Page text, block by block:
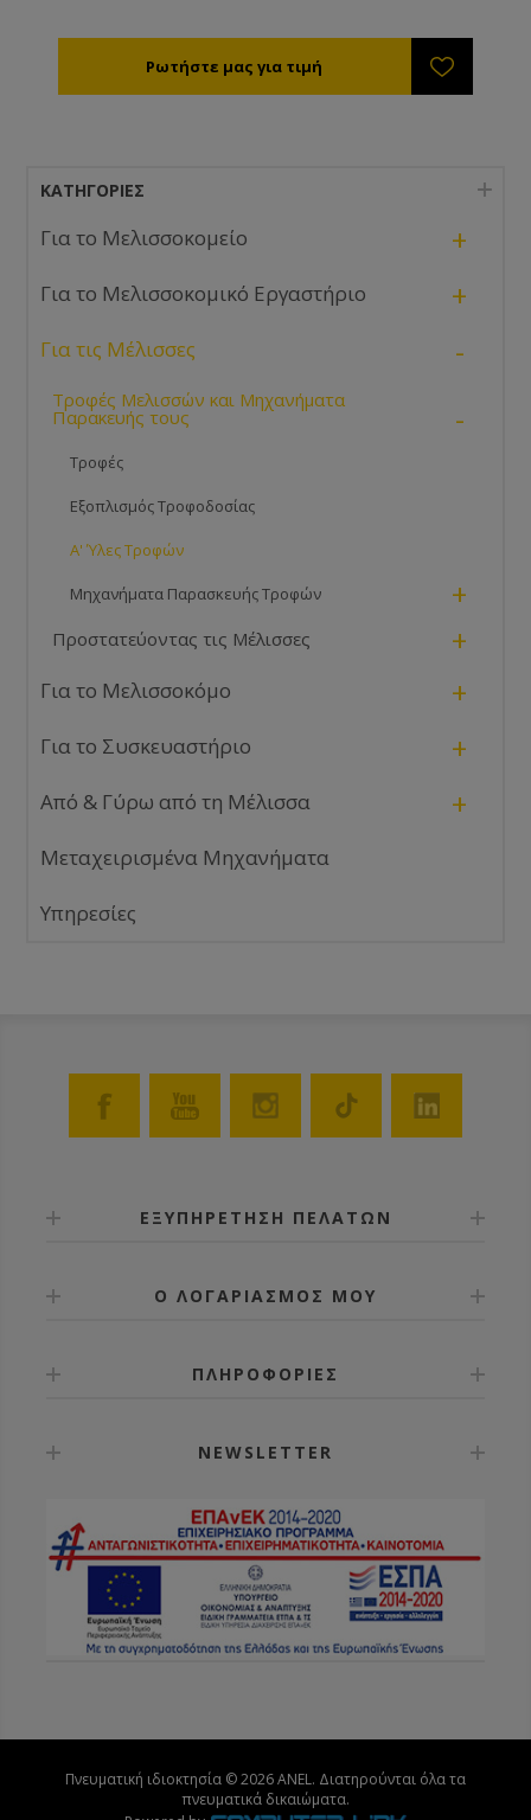
ΚΑΤΗΓΟΡΊΕΣ
Για το Μελισσοκομείο +
Για το Μελισσοκομικό Εργαστήριο +
Για τις Μέλισσες -
Τροφές Μελισσών και Μηχανήματα
Παρακευής τους -
Τροφές
Εξοπλισμός Τροφοδοσίας
Α' Ύλες Τροφών
Μηχανήματα Παρασκευής Τροφών +
Προστατεύοντας τις Μέλισσες +
Για το Μελισσοκόμο +
Για το Συσκευαστήριο +
Από & Γύρω από τη Μέλισσα +
Μεταχειρισμένα Μηχανήματα
Υπηρεσίες
ΕΞΥΠΗΡΕΤΗΣΗ ΠΕΛΑΤΩΝ
Ο ΛΟΓΑΡΙΑΣΜΟΣ ΜΟΥ
ΠΛΗΡΟΦΟΡΙΕΣ
NEWSLETTER
Πνευματική ιδιοκτησία © 2026 ANEL. Διατηρούνται όλα τα
πνευματικά δικαιώματα.